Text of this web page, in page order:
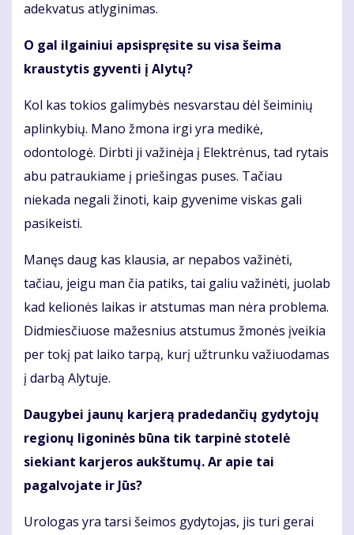
adekvatus atlyginimas.
O gal ilgainiui apsispręsite su visa šeima
kraustytis gyventi į Alytų?
Kol kas tokios galimybės nesvarstau dėl šeiminių
aplinkybių. Mano žmona irgi yra medikė,
odontologė. Dirbti ji važinėja į Elektrėnus, tad rytais
abu patraukiame į priešingas puses. Tačiau
niekada negali žinoti, kaip gyvenime viskas gali
pasikeisti.
Manęs daug kas klausia, ar nepabos važinėti,
tačiau, jeigu man čia patiks, tai galiu važinėti, juolab
kad kelionės laikas ir atstumas man nėra problema.
Didmiesčiuose mažesnius atstumus žmonės įveikia
per tokį pat laiko tarpą, kurį užtrunku važiuodamas
į darbą Alytuje.
Daugybei jaunų karjerą pradedančių gydytojų
regionų ligoninės būna tik tarpinė stotelė
siekiant karjeros aukštumų. Ar apie tai
pagalvojate ir Jūs?
Urologas yra tarsi šeimos gydytojas, jis turi gerai